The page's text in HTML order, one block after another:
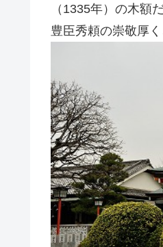
（1335年）の木額
豊臣秀頼の崇敬厚